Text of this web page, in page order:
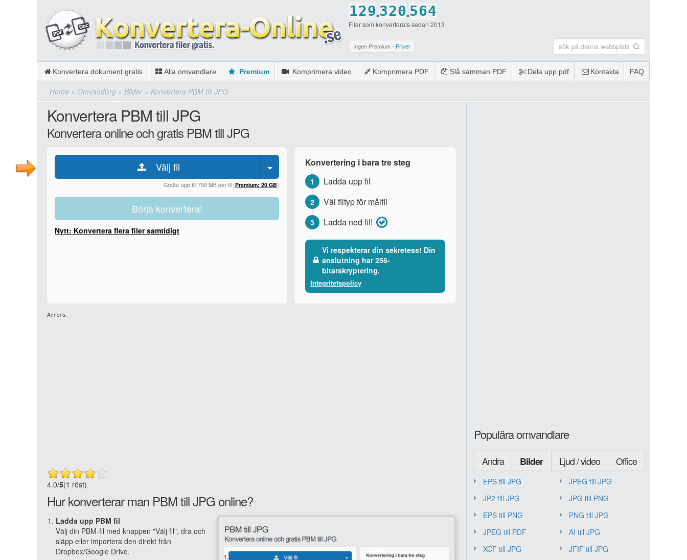
1
2
3
4
5
6
0
2
3
4
5
6
7
9
0
.3
4
5
6
7
8
2
3
4
5
6
7
0
1
2
3
4
5
9
.5
6
7
8
9
0
6
7
9
0
4
5
7
8
9
Filer som konverterats sedan 2013
Ingen Premium - Priser
Konvertera dokument gratis Alla omvandlare Premium Komprimera video Komprimera PDF Slå samman PDF Dela upp pdf Kontakta FAQ
Home » Omvandling » Bilder» Konvertera PBM till JPG
Konvertera PBM till JPG
Konvertera online och gratis PBM till JPG
Välj fil
Gratis: upp till 750 MB per fil (Premium: 20 GB)
Börja konvertera!
Nytt: Konvertera flera filer samtidigt
Konvertering i bara tre steg
1 Ladda upp fil
2 Väl filtyp för målfil
3 Ladda ned fil!
Vi respekterar din sekretess! Din
anslutning har 256-
bitarskryptering.
Integritetspolicy
Annons:
4.0/5(1 röst)
Hur konverterar man PBM till JPG online?
Ladda upp PBM fil
Välj din PBM-fil med knappen "Välj fil", dra och
släpp eller importera den direkt från
Dropbox/Google Drive.
Populära omvandlare
Andra Bilder Ljud / video Office
EPS till JPG
JPEG till JPG
JP2 till JPG
JPG till PNG
EPS till PNG
PNG till JPG
JPEG till PDF
AI till JPG
XCF till JPG
JFIF till JPG